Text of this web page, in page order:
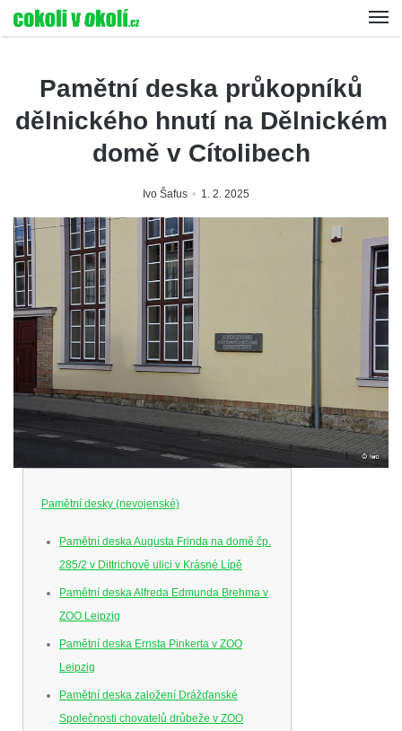
Pamětní deska průkopníků
dělnického hnutí na Dělnickém
domě v Cítolibech
Ivo Šafus 1. 2. 2025
Pamětní desky (nevojenské)
Pamětní deska Augusta Frinda na domě čp.
285/2 v Dittrichově ulici v Krásné Lípě
Pamětní deska Alfreda Edmunda Brehma v
ZOO Leipzig
Pamětní deska Ernsta Pinkerta v ZOO
Leipzig
Pamětní deska založení Drážďanské
Společnosti chovatelů drůbeže v ZOO